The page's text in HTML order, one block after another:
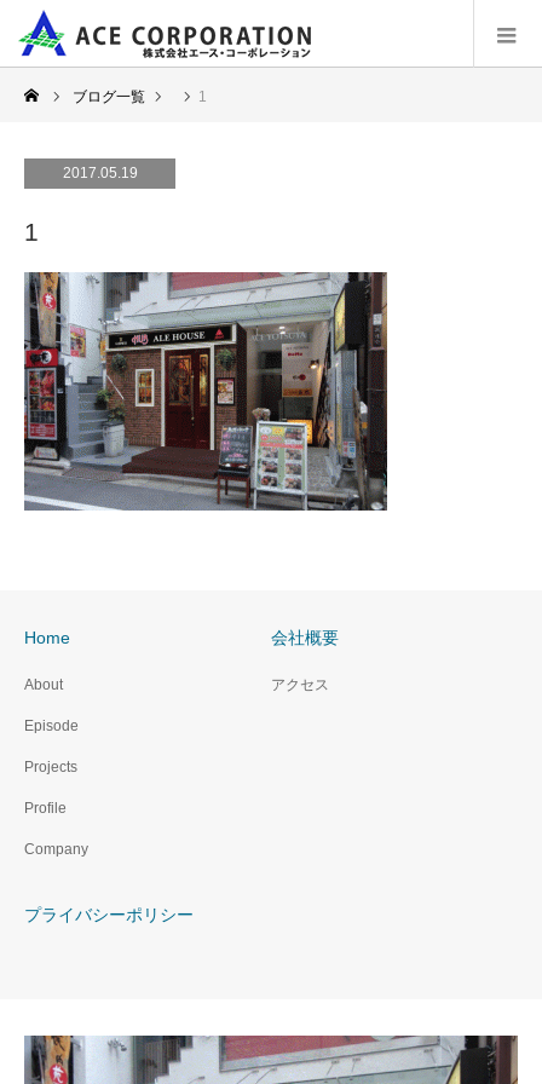
ブログ一覧 1
2017.05.19
1
Home
About
Episode
Projects
Profile
Company
会社概要
アクセス
プライバシーポリシー